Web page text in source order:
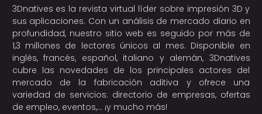
3Dnatives es la revista virtual líder sobre impresión 3D y
sus aplicaciones. Con un análisis de mercado diario en
profundidad, nuestro sitio web es seguido por más de
1,3 millones de lectores únicos al mes. Disponible en
inglés, francés, español, italiano y alemán, 3Dnatives
cubre las novedades de los principales actores del
mercado de la fabricación aditiva y ofrece una
variedad de servicios: directorio de empresas, ofertas
de empleo, eventos,… ¡y mucho más!